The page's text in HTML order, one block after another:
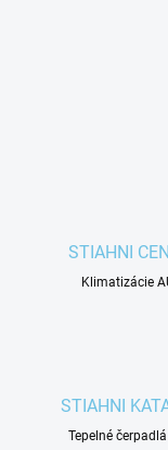
STIAHNI
Klimatizácie
STIAHNI
Tepelné